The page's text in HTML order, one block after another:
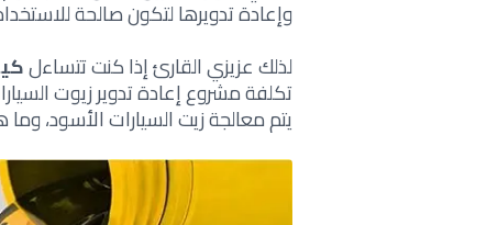
وإعادة تدويرها لتكون صالحة
لذلك عزيزي القارئ إذا كنت تتساءل
تكلفة مشروع إعادة تدوير زيوت
يتم معالجة زيت السيارات الأسود،